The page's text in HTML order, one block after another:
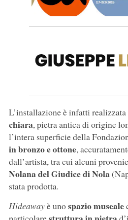
L’installazione è infatti
chiara, pietra antica di origine
l’intera superficie della
in bronzo e ottone,
dall’artista, tra cui alcuni
Nolana del Giudice di Nola
stata prodotta.
Hideawayè unospazio museale